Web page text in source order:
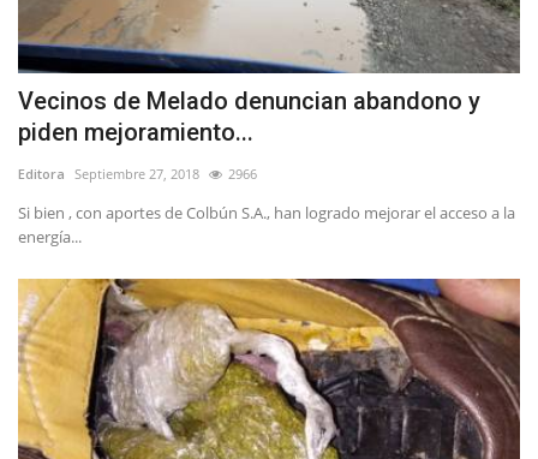
Vecinos de Melado denuncian abandono y
piden mejoramiento...
Editora Septiembre 27, 2018 2966
Si bien , con aportes de Colbún S.A., han logrado mejorar el acceso a la
energía...